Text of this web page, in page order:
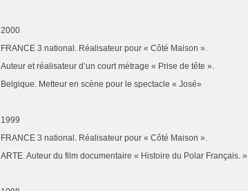
2000
FRANCE 3 national. Réalisateur pour « Côté Maison ».
Auteur et réalisateur d’un court métrage « Prise de tête ».
Belgique. Metteur en scène pour le spectacle « José»
1999
FRANCE 3 national. Réalisateur pour « Côté Maison ».
ARTE. Auteur du film documentaire « Histoire du Polar Français. »